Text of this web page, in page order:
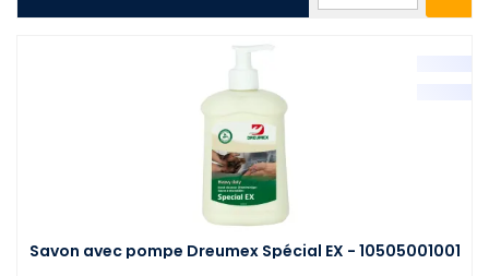
Savon avec pompe Dreumex Spécial EX - 10505001001